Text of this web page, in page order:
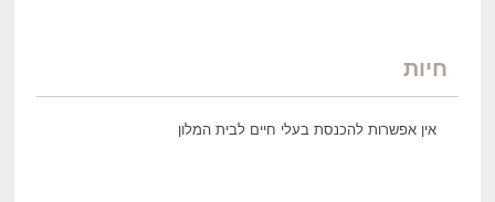
חיות
אין אפשרות להכנסת בעלי חיים לבית המלון